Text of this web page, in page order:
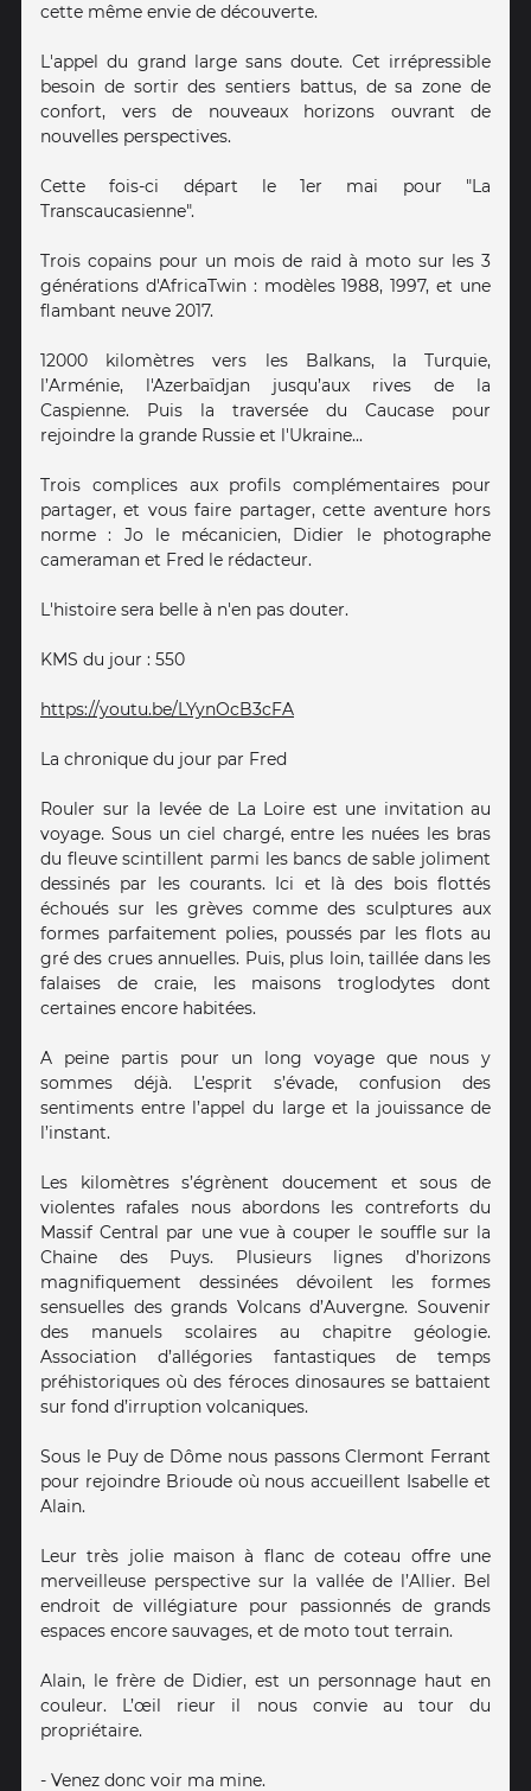
cette même envie de découverte.
L'appel du grand large sans doute. Cet irrépressible
besoin de sortir des sentiers battus, de sa zone de
confort, vers de nouveaux horizons ouvrant de
nouvelles perspectives.
Cette fois-ci départ le 1er mai pour "La
Transcaucasienne".
Trois copains pour un mois de raid à moto sur les 3
générations d'AfricaTwin : modèles 1988, 1997, et une
flambant neuve 2017.
12000 kilomètres vers les Balkans, la Turquie,
l’Arménie, l'Azerbaïdjan jusqu’aux rives de la
Caspienne. Puis la traversée du Caucase pour
rejoindre la grande Russie et l'Ukraine...
Trois complices aux profils complémentaires pour
partager, et vous faire partager, cette aventure hors
norme : Jo le mécanicien, Didier le photographe
cameraman et Fred le rédacteur.
L'histoire sera belle à n'en pas douter.
KMS du jour : 550
https://youtu.be/LYynOcB3cFA
La chronique du jour par Fred
Rouler sur la levée de La Loire est une invitation au
voyage. Sous un ciel chargé, entre les nuées les bras
du fleuve scintillent parmi les bancs de sable joliment
dessinés par les courants. Ici et là des bois flottés
échoués sur les grèves comme des sculptures aux
formes parfaitement polies, poussés par les flots au
gré des crues annuelles. Puis, plus loin, taillée dans les
falaises de craie, les maisons troglodytes dont
certaines encore habitées.
A peine partis pour un long voyage que nous y
sommes déjà. L’esprit s’évade, confusion des
sentiments entre l’appel du large et la jouissance de
l’instant.
Les kilomètres s’égrènent doucement et sous de
violentes rafales nous abordons les contreforts du
Massif Central par une vue à couper le souffle sur la
Chaine des Puys. Plusieurs lignes d’horizons
magnifiquement dessinées dévoilent les formes
sensuelles des grands Volcans d’Auvergne. Souvenir
des manuels scolaires au chapitre géologie.
Association d’allégories fantastiques de temps
préhistoriques où des féroces dinosaures se battaient
sur fond d’irruption volcaniques.
Sous le Puy de Dôme nous passons Clermont Ferrant
pour rejoindre Brioude où nous accueillent Isabelle et
Alain.
Leur très jolie maison à flanc de coteau offre une
merveilleuse perspective sur la vallée de l’Allier. Bel
endroit de villégiature pour passionnés de grands
espaces encore sauvages, et de moto tout terrain.
Alain, le frère de Didier, est un personnage haut en
couleur. L’œil rieur il nous convie au tour du
propriétaire.
- Venez donc voir ma mine.